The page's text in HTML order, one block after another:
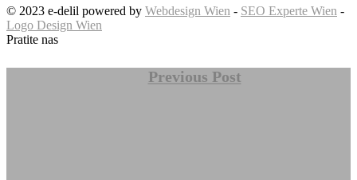
© 2023 e-delil powered by Webdesign Wien - SEO Experte Wien -
Logo Design Wien
Pratite nas
Previous Post